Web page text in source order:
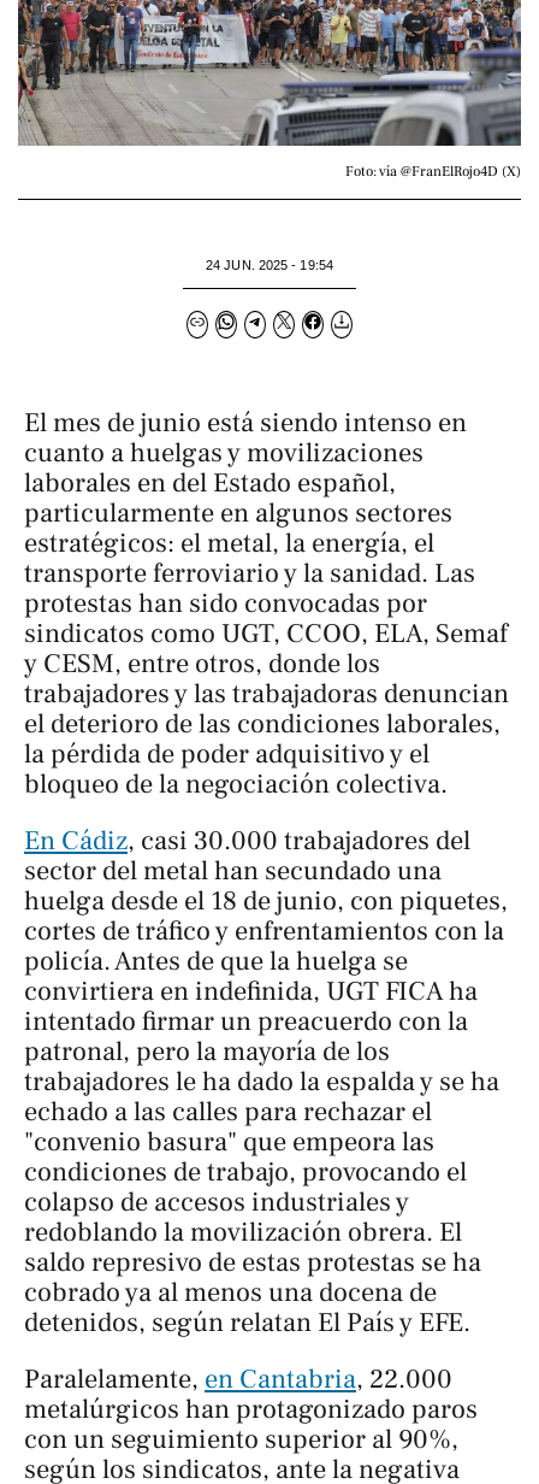
Foto: vía @FranElRojo4D (X)
24 JUN. 2025 - 19:54
El mes de junio está siendo intenso en
cuanto a huelgas y movilizaciones
laborales en del Estado español,
particularmente en algunos sectores
estratégicos: el metal, la energía, el
transporte ferroviario y la sanidad. Las
protestas han sido convocadas por
sindicatos como UGT, CCOO, ELA, Semaf
y CESM, entre otros, donde los
trabajadores y las trabajadoras denuncian
el deterioro de las condiciones laborales,
la pérdida de poder adquisitivo y el
bloqueo de la negociación colectiva.
En Cádiz, casi 30.000 trabajadores del
sector del metal han secundado una
huelga desde el 18 de junio, con piquetes,
cortes de tráfico y enfrentamientos con la
policía. Antes de que la huelga se
convirtiera en indefinida, UGT FICA ha
intentado firmar un preacuerdo con la
patronal, pero la mayoría de los
trabajadores le ha dado la espalda y se ha
echado a las calles para rechazar el
"convenio basura" que empeora las
condiciones de trabajo, provocando el
colapso de accesos industriales y
redoblando la movilización obrera. El
saldo represivo de estas protestas se ha
cobrado ya al menos una docena de
detenidos, según relatan El Paísy EFE.
Paralelamente, en Cantabria, 22.000
metalúrgicos han protagonizado paros
con un seguimiento superior al 90%,
según los sindicatos, ante la negativa